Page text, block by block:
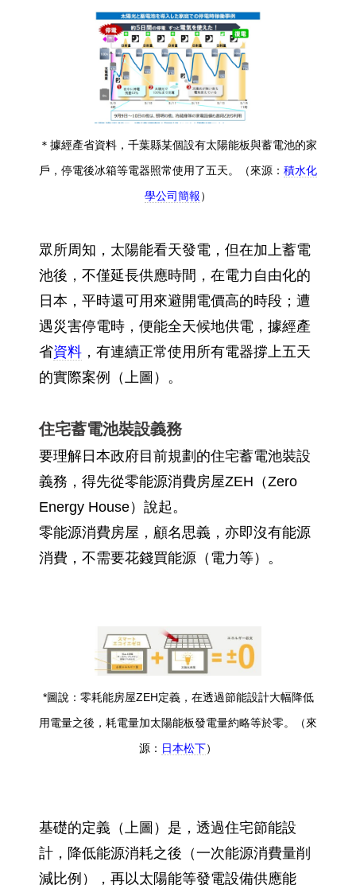
＊據經產省資料，千葉縣某個設有太陽能板與蓄電池的家
戶，停電後冰箱等電器照常使用了五天。（來源： 積水化
學公司簡報）
眾所周知，太陽能看天發電，但在加上蓄電
池後，不僅延長供應時間，在電力自由化的
日本，平時還可用來避開電價高的時段；遭
遇災害停電時，便能全天候地供電，據經產
省資料，有連續正常使用所有電器撐上五天
的實際案例（上圖）。
住宅蓄電池裝設義務
要理解日本政府目前規劃的住宅蓄電池裝設
義務，得先從零能源消費房屋ZEH（Zero
Energy House）說起。
零能源消費房屋，顧名思義，亦即沒有能源
消費，不需要花錢買能源（電力等）。
*圖說：零耗能房屋ZEH定義，在透過節能設計大幅降低
用電量之後，耗電量加太陽能板發電量約略等於零。（來
源： 日本松下）
基礎的定義（上圖）是，透過住宅節能設
計，降低能源消耗之後（一次能源消費量削
減比例），再以太陽能等發電設備供應能